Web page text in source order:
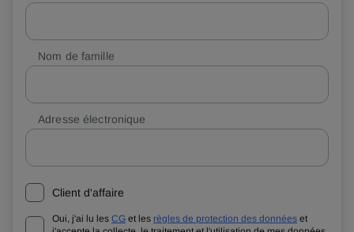
Nom de famille
Adresse électronique
Client d'affaire
Oui, j'ai lu les CG et les règles de protection des données et